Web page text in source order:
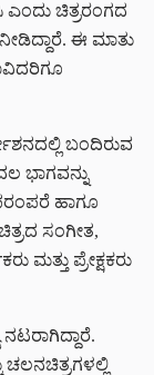
ಚಿತ್ರರಂಗದ
ಈ ಮಾತು
ಬಂದಿರುವ
ಭಾಗವನ್ನು
ಹಾಗೂ
ಸಂಗೀತ,
ಮತ್ತು ಪ್ರೇಕ್ಷಕರು
ಚಲನಚಿತ್ರಗಳಲ್ಲಿ